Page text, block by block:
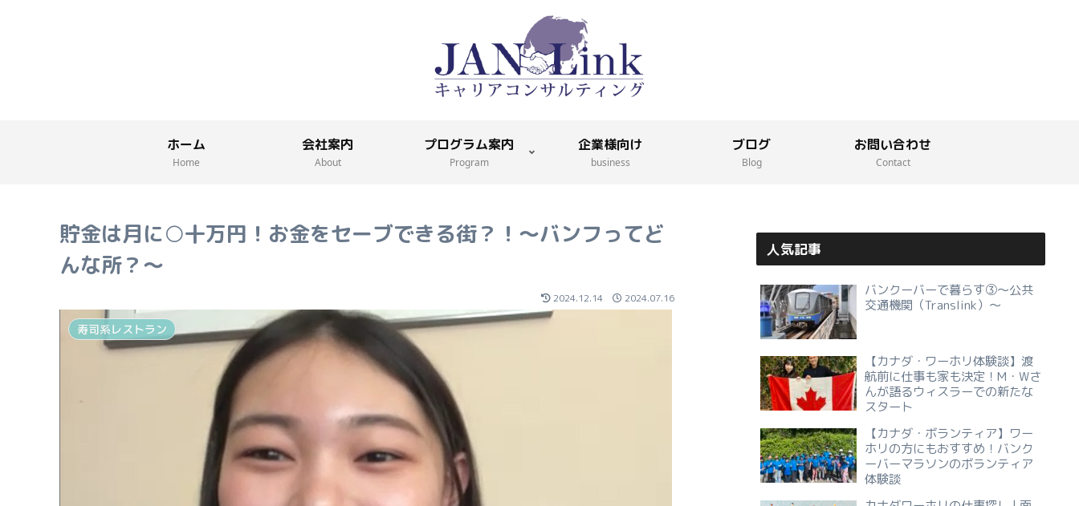
ホーム
Home
会社案内
About
プログラム案内
Program
企業様向け
business
ブログ
Blog
お問い合わせ
Contact
貯金は月に○十万円！お金をセーブできる街？！～バンフってど
んな所？～
2024.12.14 2024.07.16
寿司系レストラン
人気記事
バンクーバーで暮らす③～公共
交通機関（Translink）～
【カナダ・ワーホリ体験談】渡
航前に仕事も家も決定！M・Wさ
んが語るウィスラーでの新たな
スタート
【カナダ・ボランティア】ワー
ホリの方にもおすすめ！バンク
ーバーマラソンのボランティア
体験談